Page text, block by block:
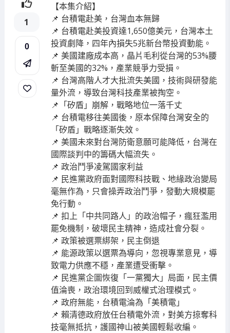
1
0
【本集介紹】
📌 台積電赴美，台灣血本無歸
📌 台積電赴美投資達1,650億美元，台灣本土
投資劇降，四年內損失5兆新台幣投資動能。
📌 美國建廠成本高，晶片毛利從台灣的53%腰
斬至美國的32%，產業競爭力受損。
📌 台灣高階人才大批流失美國，技術與研發能
量外流，導致台灣科技產業被掏空。
📌「矽盾」崩解，戰略地位一落千丈
📌 台積電移往美國後，原本保障台灣安全的
「矽盾」戰略逐漸失效。
📌 美國未來對台灣防衛意願可能降低，台灣在
國際談判中的籌碼大幅流失。
📌 政治鬥爭凌駕國家利益
📌 民進黨政府面對國際科技戰、地緣政治變局
毫無作為，只會操弄政治鬥爭，發動大規模罷
免行動。
📌 扣上「中共同路人」的政治帽子，瘋狂濫用
罷免機制，破壞民主精神，造成社會分裂。
📌 政策被選票綁架，民主倒退
📌 能源政策以選票為導向，忽視專業意見，導
致電力供應不穩，產業遭受衝擊。
📌 民進黨企圖恢復「一黨獨大」局面，民主價
值淪喪，政治環境回到威權式治理模式。
📌 政府無能，台積電淪為「美積電」
📌 賴清德政府放任台積電外流，對美方掠奪科
技毫無抵抗，護國神山被美國輕鬆收編。